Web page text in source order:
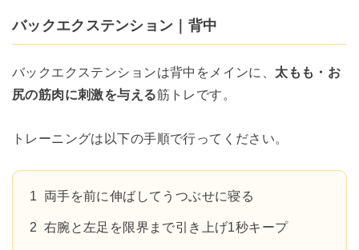
バックエクステンション｜背中
バックエクステンションは背中をメインに、 太もも・お
尻の筋肉に刺激を与える筋トレです。
トレーニングは以下の手順で行ってください。
両手を前に伸ばしてうつぶせに寝る
右腕と左足を限界まで引き上げ1秒キープ